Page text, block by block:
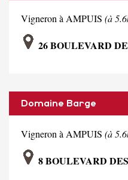
Vigneron à AMPUIS (à
26 BOULEVARD
Domaine Barge
Vigneron à AMPUIS (à
8 BOULEVARD